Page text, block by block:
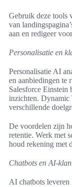
Gebruik deze tools
van
aan en redigeer
Personalisatie en
Personalisatie AI
en aanbiedingen te
Salesforce Einstein
inzichten. Dynamic
verschillende
De voordelen zijn
retentie. Werk met
houd rekening met
Chatbots en AI-
AI chatbots